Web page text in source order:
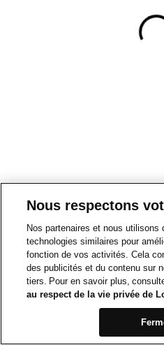
Nous respectons
Nos partenaires et nous utilisons
technologies similaires pour
fonction de vos activités. Cela
des publicités et du contenu sur
tiers. Pour en savoir plus,
au respect de la vie privée de